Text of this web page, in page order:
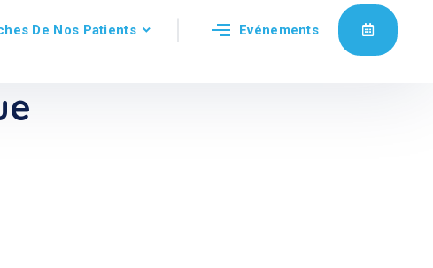
De Nos Patients Evénements